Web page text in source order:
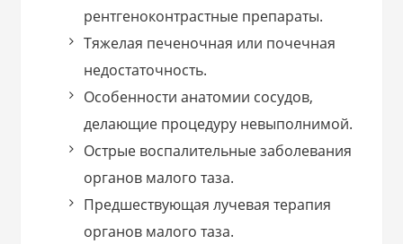
рентгеноконтрастные препараты.
Тяжелая печеночная или почечная
недостаточность.
Особенности анатомии сосудов,
делающие процедуру невыполнимой.
Острые воспалительные заболевания
органов малого таза.
Предшествующая лучевая терапия
органов малого таза.